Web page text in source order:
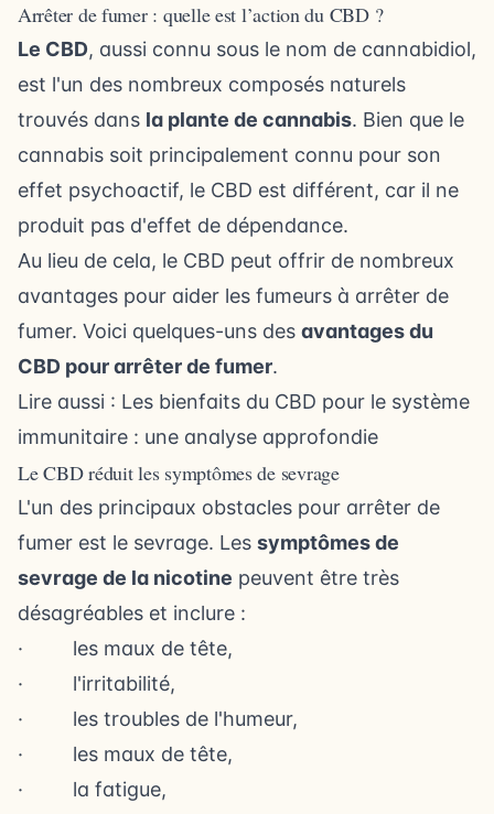
Arrêter de fumer : quelle est l’action du CBD ?
Le CBD, aussi connu sous le nom de cannabidiol,
est l'un des nombreux composés naturels
trouvés dans la plante de cannabis. Bien que le
cannabis soit principalement connu pour son
effet psychoactif, le CBD est différent, car il ne
produit pas d'effet de dépendance.
Au lieu de cela, le CBD peut offrir de nombreux
avantages pour aider les fumeurs à arrêter de
fumer. Voici quelques-uns des avantages du
CBD pour arrêter de fumer.
Lire aussi : Les bienfaits du CBD pour le système
immunitaire : une analyse approfondie
Le CBD réduit les symptômes de sevrage
L'un des principaux obstacles pour arrêter de
fumer est le sevrage. Les symptômes de
sevrage de la nicotine peuvent être très
désagréables et inclure :
· les maux de tête,
· l'irritabilité,
· les troubles de l'humeur,
· les maux de tête,
· la fatigue,